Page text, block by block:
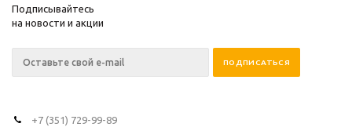
Подписывайтесь
на новости и акции
+7 (351) 729-99-89